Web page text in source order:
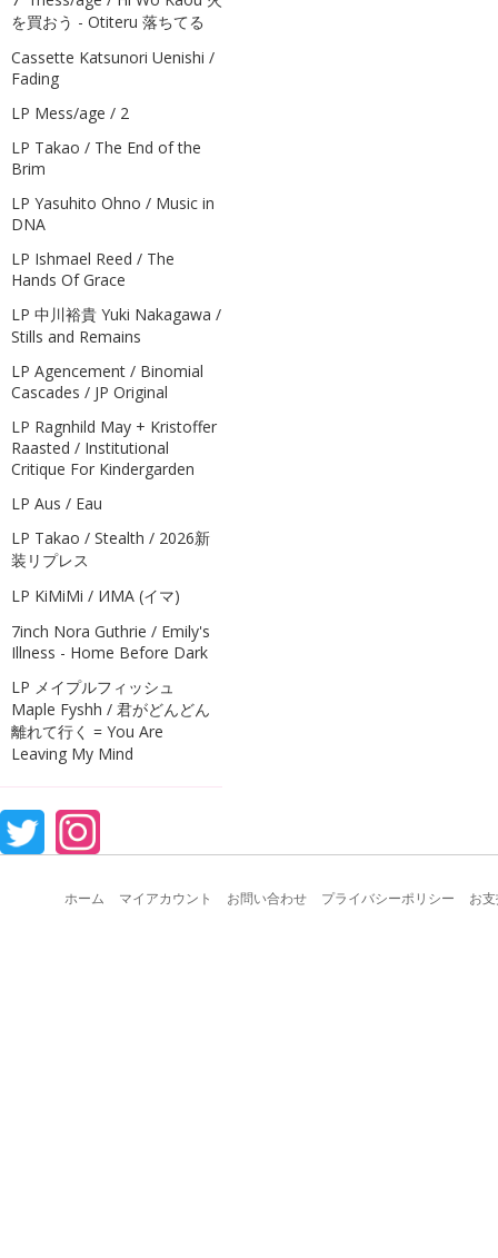
を買おう - Otiteru 落ちてる
Cassette Katsunori Uenishi /
Fading
LP Mess/age / 2
LP Takao / The End of the
Brim
LP Yasuhito Ohno / Music in
DNA
LP Ishmael Reed / The
Hands Of Grace
LP 中川裕貴 Yuki Nakagawa /
Stills and Remains
LP Agencement / Binomial
Cascades / JP Original
LP Ragnhild May + Kristoffer
Raasted / Institutional
Critique For Kindergarden
LP Aus / Eau
LP Takao / Stealth / 2026新
装リプレス
LP KiMiMi / ИМА (イマ)
7inch Nora Guthrie / Emily's
Illness - Home Before Dark
LP メイプルフィッシュ
Maple Fyshh / 君がどんどん
離れて行く = You Are
Leaving My Mind
ホーム マイアカウント お問い合わせ プライバシーポリシー お